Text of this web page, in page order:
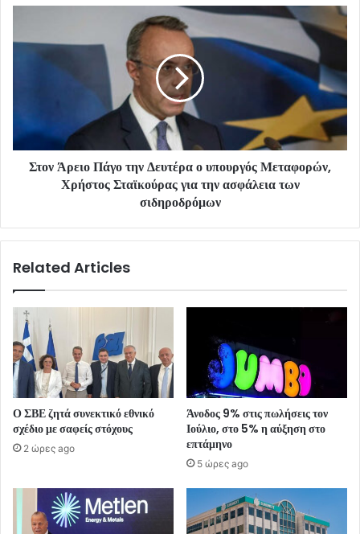
Στον Άρειο Πάγο την Δευτέρα ο υπουργός Μεταφορών,
Χρήστος Σταϊκούρας για την ασφάλεια των
σιδηροδρόμων
Related Articles
Ο ΣΒΕ ζητά συνεκτικό εθνικό
σχέδιο με σαφείς στόχους
2 ώρες ago
Άνοδος 9% στις πωλήσεις τον
Ιούλιο, στο 5% η αύξηση στο
επτάμηνο
5 ώρες ago